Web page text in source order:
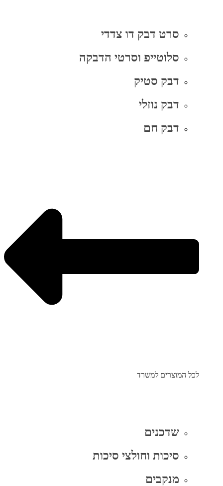
סרט דבק דו צדדי
סלוטייפ וסרטי הדבקה
דבק סטיק
דבק נוזלי
דבק חם
לכל המוצרים למשרד
שדכנים
סיכות וחולצי סיכות
מנקבים